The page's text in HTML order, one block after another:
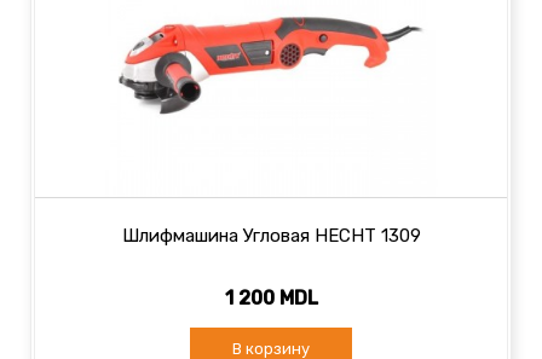
Шлифмашина Угловая HECHT 1309
1 200 MDL
В корзину